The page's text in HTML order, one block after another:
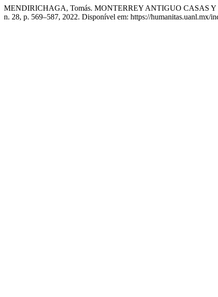
MENDIRICHAGA, Tomás. MONTERREY ANTIGUO CASAS
n. 28, p. 569–587, 2022. Disponível em: https://humanitas.uanl.mx/